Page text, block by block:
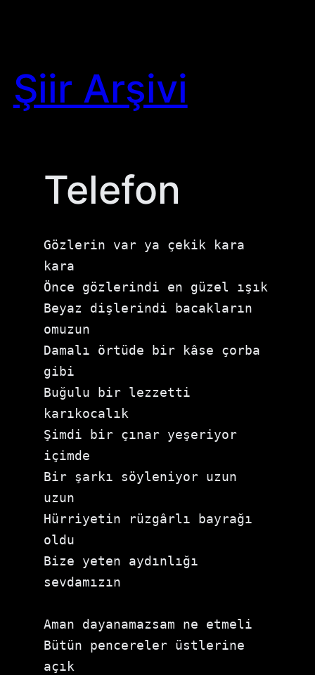
Şiir Arşivi
Telefon
Gözlerin var ya çekik kara
kara
Beyaz dişlerindi bacakların
omuzun
Damalı örtüde bir kâse çorba
gibi
Buğulu bir lezzetti
karıkocalık
Şimdi bir çınar yeşeriyor
içimde
Bir şarkı söyleniyor uzun
uzun
Hürriyetin rüzgârlı bayrağı
oldu
Bize yeten aydınlığı
sevdamızın
Aman dayanamazsam ne etmeli
Bütün pencereler üstlerine
açık